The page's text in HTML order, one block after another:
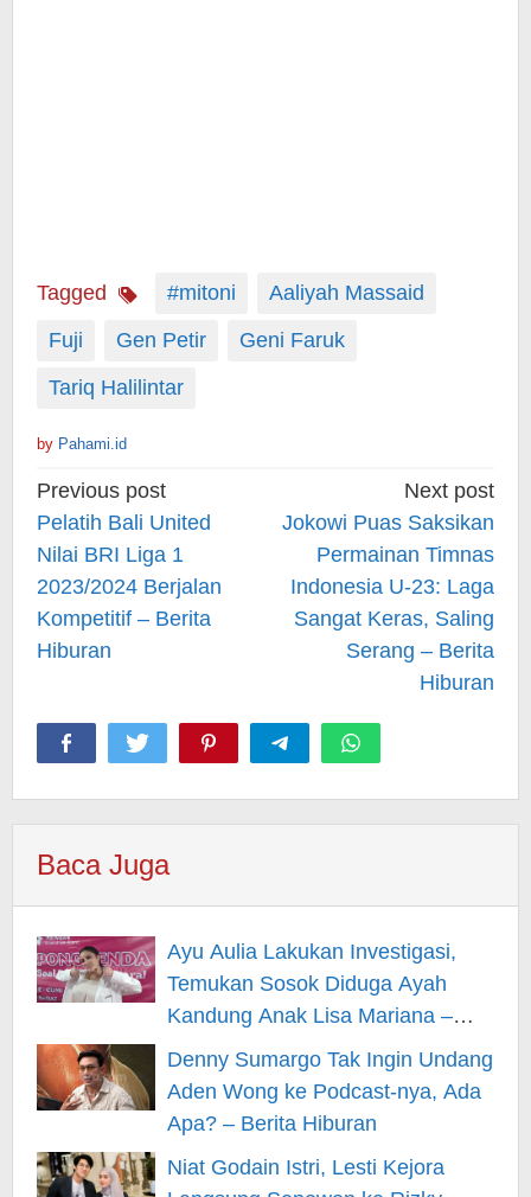
Tagged #mitoni
Aaliyah Massaid
Fuji
Gen Petir
Geni Faruk
Tariq Halilintar
by Pahami.id
Post
navigation
Previous post
Pelatih Bali United
Nilai BRI Liga 1
2023/2024 Berjalan
Kompetitif – Berita
Hiburan
Next post
Jokowi Puas Saksikan
Permainan Timnas
Indonesia U-23: Laga
Sangat Keras, Saling
Serang – Berita
Hiburan
Baca Juga
Ayu Aulia Lakukan Investigasi,
Temukan Sosok Diduga Ayah
Kandung Anak Lisa Mariana –
Berita Hiburan
Denny Sumargo Tak Ingin Undang
Aden Wong ke Podcast-nya, Ada
Apa? – Berita Hiburan
Niat Godain Istri, Lesti Kejora